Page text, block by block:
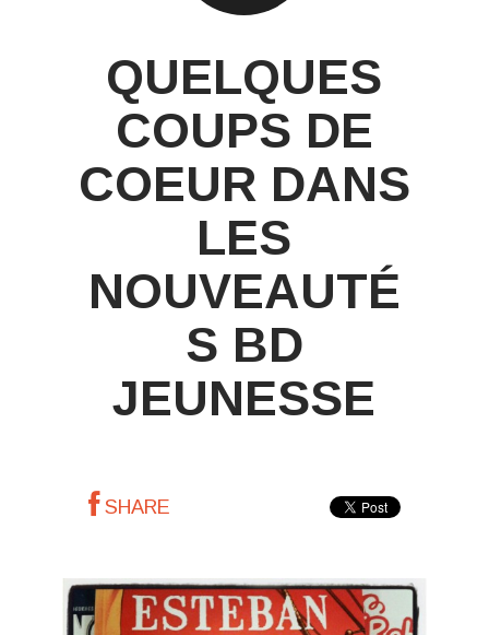
QUELQUES
COUPS DE
COEUR DANS
LES
NOUVEAUTÉ
S BD
JEUNESSE
SHARE